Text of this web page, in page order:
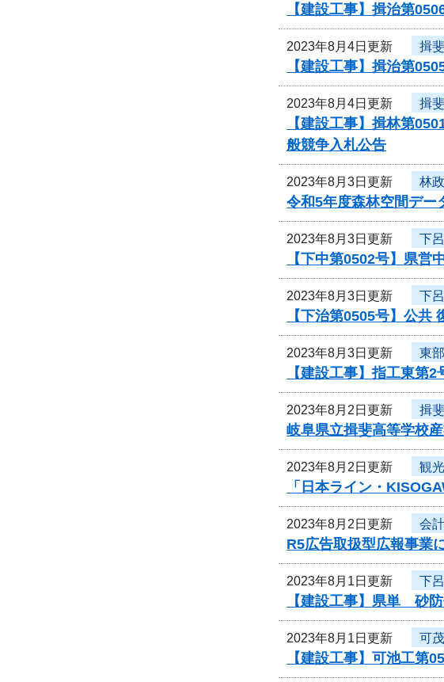
【建設工事】揖治第
2023年8月4日更新 揖
【建設工事】揖治第
2023年8月4日更新 揖
【建設工事】揖林第
般競争入札公告
2023年8月3日更新 林
令和5年度森林空間デー
2023年8月3日更新 下
【下中第0502号】県
2023年8月3日更新 下
【下治第0505号】公
2023年8月3日更新 東
【建設工事】指工東第
2023年8月2日更新 揖
岐阜県立揖斐高等学校
2023年8月2日更新 観
「日本ライン・
2023年8月2日更新 会
R5広告取扱型広報事業
2023年8月1日更新 下
【建設工事】県単 砂
2023年8月1日更新 可
【建設工事】可池工第